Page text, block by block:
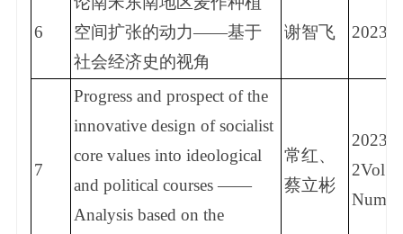
6
空间扩张的动力——基于
社会经济史的视角
谢智飞 2023.2
7
Progress and prospect of the
innovative design of socialist
core values into ideological
and political courses ——
Analysis based on the
常红、
蔡立彬
2023
2Vol. 6
Num.